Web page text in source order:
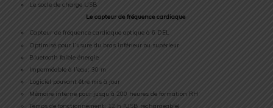
Le socle de charge USB
Le capteur de fréquence cardiaque
Capteur de fréquence cardiaque optique à 6 DEL
Optimisé pour l’usure du bras inférieur ou supérieur
Bluetooth faible énergie
Imperméable à l’eau: 30 m
Logiciel pouvant être mis à jour
Mémoire interne pour jusqu’à 200 heures de formation RH
Temps de fonctionnement: 12 h (USB rechargeable)